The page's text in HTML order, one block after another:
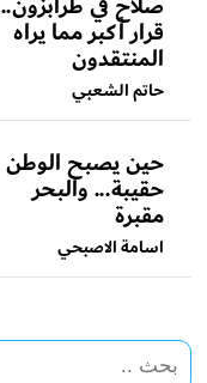
قرار أكبر مما يراه
المنتقدون
حاتم الشعبي
حين يصبح الوطن
حقيبة... والبحر
مقبرة
اسامة الاصبحي